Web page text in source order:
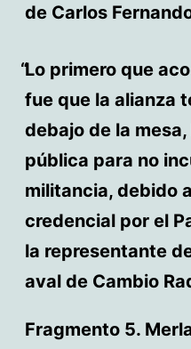
de Carlos
Lo primero que
fue que la alianza
debajo de la
pública para no
militancia, debido
credencial por el
la representante
aval de Cambio
Fragmento 5.